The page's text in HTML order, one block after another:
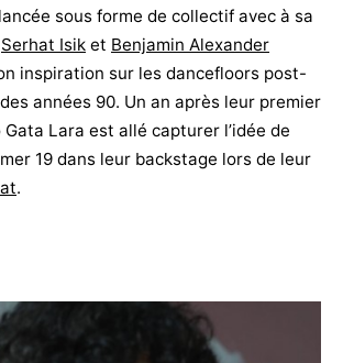
sous forme de collectif avec à sa
Serhat Isik et Benjamin Alexander
inspiration sur les dancefloors post-
années 90. Un an après leur premier
Lara est allé capturer l’idée de
19 dans leur backstage lors de leur
.